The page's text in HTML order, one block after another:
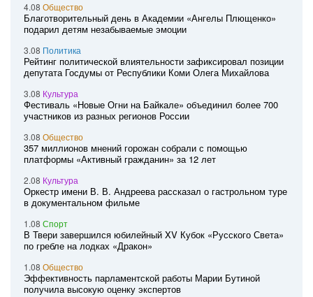
4.08 Общество
Благотворительный день в Академии «Ангелы Плющенко»
подарил детям незабываемые эмоции
3.08 Политика
Рейтинг политической влиятельности зафиксировал позиции
депутата Госдумы от Республики Коми Олега Михайлова
3.08 Культура
Фестиваль «Новые Огни на Байкале» объединил более 700
участников из разных регионов России
3.08 Общество
357 миллионов мнений горожан собрали с помощью
платформы «Активный гражданин» за 12 лет
2.08 Культура
Оркестр имени В. В. Андреева рассказал о гастрольном туре
в документальном фильме
1.08 Спорт
В Твери завершился юбилейный XV Кубок «Русского Света»
по гребле на лодках «Дракон»
1.08 Общество
Эффективность парламентской работы Марии Бутиной
получила высокую оценку экспертов